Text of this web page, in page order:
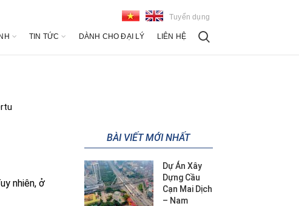
Tuyển dụng
TIN TỨC DÀNH CHO ĐẠI LÝ LIÊN HỆ
nhiên, ở
BÀI VIẾT MỚI NHẤT
Dự Án Xây
Dựng Cầu
Cạn Mai Dịch
– Nam